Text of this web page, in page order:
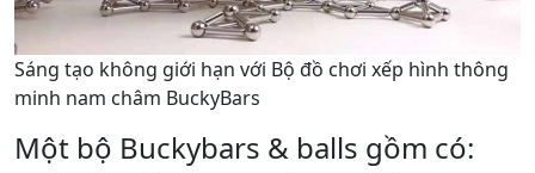
Sáng tạo không giới hạn với Bộ đồ chơi xếp hình thông
minh nam châm BuckyBars
Một bộ Buckybars & balls gồm có: